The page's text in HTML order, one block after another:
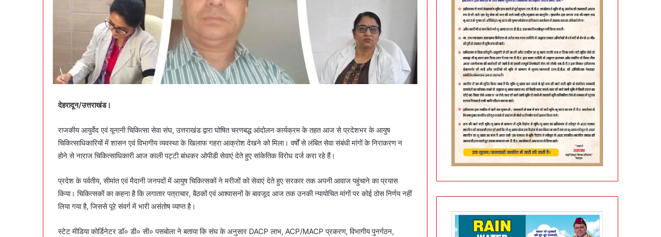
देहरादून/उत्तराखंड।
राजकीय आयुर्वेद एवं यूनानी चिकित्सा सेवा संघ, उत्तराखंड द्वारा घोषित चरणबद्ध आंदोलन कार्यक्रम के तहत आज से प्रदेशभर के आयुष
चिकित्साधिकारियों में शासन एवं विभागीय व्यवस्था के खिलाफ गहरा आक्रोश देखने को मिला। वर्षों से लंबित सेवा संबंधी मांगों के निराकरण न
होने से नाराज चिकित्साधिकारी आज काली पट्टी बांधकर ओपीडी सेवाएं देते हुए सांकेतिक विरोध दर्ज करा रहे हैं।
प्रदेश के पर्वतीय, सीमांत एवं मैदानी जनपदों में आयुष चिकित्सकों ने मरीजों को सेवाएं देते हुए सरकार तक अपनी आवाज पहुंचाने का प्रयास
किया। चिकित्सकों का कहना है कि लगातार पत्राचार, बैठकों एवं आश्वासनों के बावजूद आज तक उनकी न्यायोचित मांगों पर कोई ठोस निर्णय नहीं
लिया गया है, जिससे पूरे संवर्ग में भारी असंतोष व्याप्त है।
स्टेट मीडिया कोर्डिनेटर डॉ० डी० सी० पसबोला ने बताया कि संघ के अनुसार DACP लाभ, ACP/MACP प्रकरण, विभागीय पुनर्गठन,